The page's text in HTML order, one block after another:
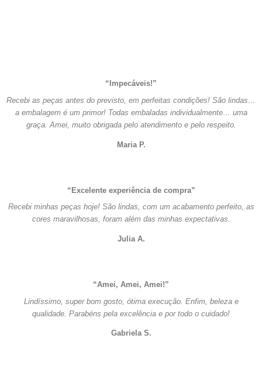
“Impecáveis!”
Recebi as peças antes do previsto, em perfeitas condições! São lindas…
a embalagem é um primor! Todas embaladas individualmente… uma
graça. Amei, muito obrigada pelo atendimento e pelo respeito.
Maria P.
“Excelente experiência de compra”
Recebi minhas peças hoje! São lindas, com um acabamento perfeito, as
cores maravilhosas, foram além das minhas expectativas.
Julia A.
“Amei, Amei, Amei!”
Lindíssimo, super bom gosto, ótima execução. Enfim, beleza e
qualidade. Parabéns pela excelência e por todo o cuidado!
Gabriela S.